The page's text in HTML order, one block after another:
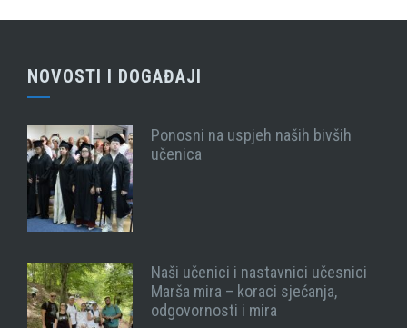
NOVOSTI I DOGAĐAJI
Ponosni na uspjeh naših bivših
učenica
Naši učenici i nastavnici učesnici
Marša mira – koraci sjećanja,
odgovornosti i mira